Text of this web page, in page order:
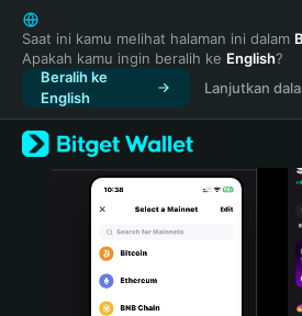
English
日本語
Tiếng Việt
Русский
Español (Latinoamérica)
Türkçe
Italiano
Português (Portugal)
Saat ini kamu melihat halaman ini dalam
Apakah kamu ingin beralih ke English?
Beralih ke
English
Lanjutkan